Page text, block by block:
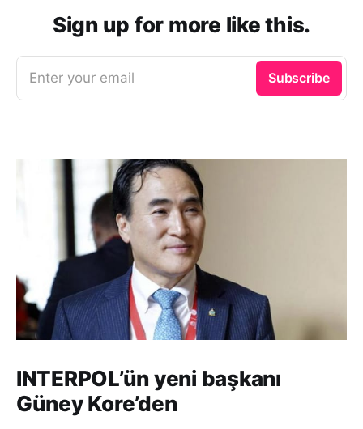
Sign up for more like this.
Enter your email Subscribe
INTERPOL’ün yeni başkanı
Güney Kore’den